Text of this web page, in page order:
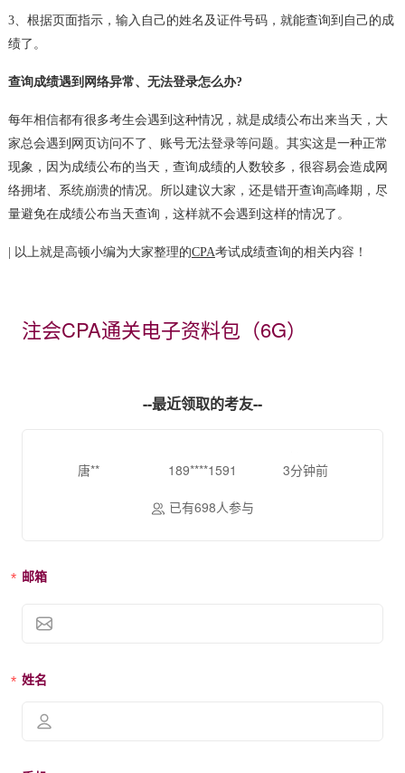
3、根据页面指示，输入自己的姓名及证件号码，就能查询到自己的成
绩了。
查询成绩遇到网络异常、无法登录怎么办?
每年相信都有很多考生会遇到这种情况，就是成绩公布出来当天，大
家总会遇到网页访问不了、账号无法登录等问题。其实这是一种正常
现象，因为成绩公布的当天，查询成绩的人数较多，很容易会造成网
络拥堵、系统崩溃的情况。所以建议大家，还是错开查询高峰期，尽
量避免在成绩公布当天查询，这样就不会遇到这样的情况了。
| 以上就是高顿小编为大家整理的CPA考试成绩查询的相关内容！